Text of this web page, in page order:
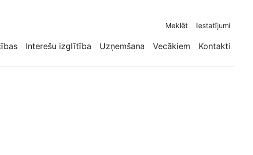
Meklēt Iestatījumi
Interešu izglītība Uzņemšana Vecākiem Kontakti